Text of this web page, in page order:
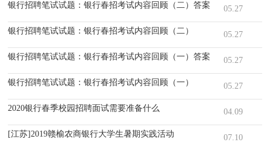
银行招聘笔试试题：银行春招考试内容回顾（二）答案 05.27
银行招聘笔试试题：银行春招考试内容回顾（二） 05.27
银行招聘笔试试题：银行春招考试内容回顾（一）答案 05.27
银行招聘笔试试题：银行春招考试内容回顾（一） 05.27
2020银行春季校园招聘面试需要准备什么 04.09
[江苏]2019赣榆农商银行大学生暑期实践活动 07.10